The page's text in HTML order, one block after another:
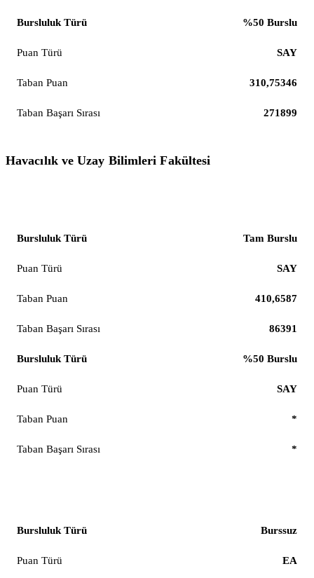
%50 Burslu
SAY
310,75346
271899
Havacılık ve Uzay Bilimleri Fakültesi
Tam Burslu
SAY
410,6587
86391
%50 Burslu
SAY
*
*
Burssuz
EA